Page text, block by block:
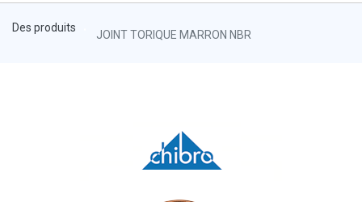
Des produits
JOINT TORIQUE MARRON NBR